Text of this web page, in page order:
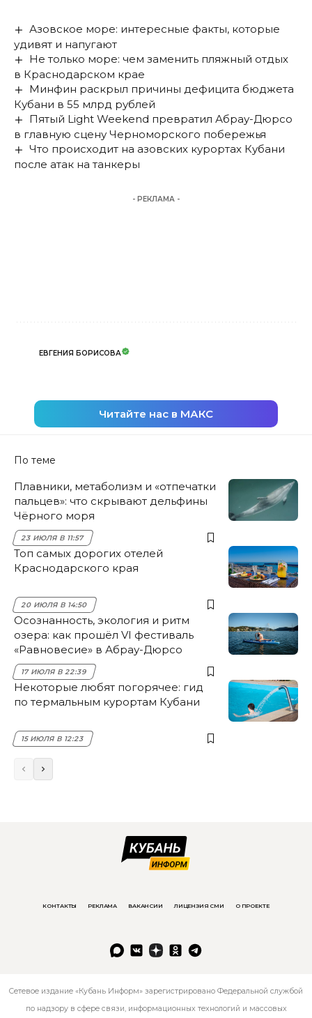
Азовское море: интересные факты, которые
удивят и напугают
Не только море: чем заменить пляжный отдых
в Краснодарском крае
Минфин раскрыл причины дефицита бюджета
Кубани в 55 млрд рублей
Пятый Light Weekend превратил Абрау-Дюрсо
в главную сцену Черноморского побережья
Что происходит на азовских курортах Кубани
после атак на танкеры
- РЕКЛАМА -
ЕВГЕНИЯ БОРИСОВА
Читайте нас в МАКС
По теме
Плавники, метаболизм и «отпечатки
пальцев»: что скрывают дельфины
Чёрного моря
23 ИЮЛЯ В 11:57
Топ самых дорогих отелей
Краснодарского края
20 ИЮЛЯ В 14:50
Осознанность, экология и ритм
озера: как прошёл VI фестиваль
«Равновесие» в Абрау-Дюрсо
17 ИЮЛЯ В 22:39
Некоторые любят погорячее: гид
по термальным курортам Кубани
15 ИЮЛЯ В 12:23
КОНТАКТЫ РЕКЛАМА ВАКАНСИИ ЛИЦЕНЗИЯ СМИ О ПРОЕКТЕ
Сетевое издание «Кубань Информ» зарегистрировано Федеральной службой
по надзору в сфере связи, информационных технологий и массовых